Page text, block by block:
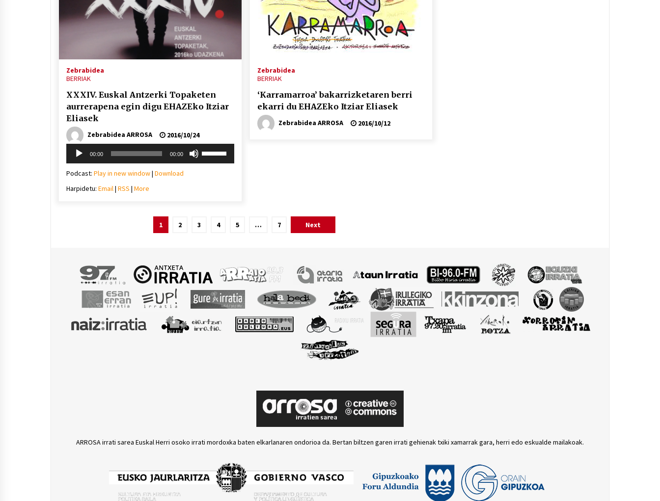
Zebrabidea
BERRIAK
XXXIV. Euskal Antzerki Topaketen
aurrerapena egin digu EHAZEko Itziar
Eliasek
Zebrabidea ARROSA
2016/10/24
Soinu
erreproduzigailua
00:00 00:00
Podcast: Play in new window| Download
Harpidetu: Email| RSS | More
Zebrabidea
BERRIAK
‘Karramarroa’ bakarrizketaren berri
ekarri du EHAZEko Itziar Eliasek
Zebrabidea ARROSA 2016/10/12
1 2 3 4 5 … 7 Next
ARROSA irrati sarea Euskal Herri osoko irrati mordoxka baten elkarlanaren ondorioa da. Bertan biltzen garen irrati gehienak txiki xamarrak gara, herri edo eskualde mailakoak.